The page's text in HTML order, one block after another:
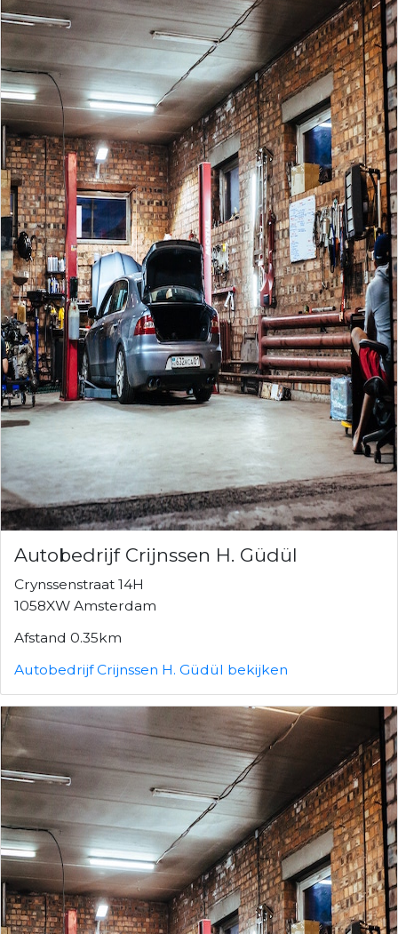
Autobedrijf Crijnssen H. Güdül
Crynssenstraat 14H
1058XW Amsterdam
Afstand 0.35km
Autobedrijf Crijnssen H. Güdül bekijken